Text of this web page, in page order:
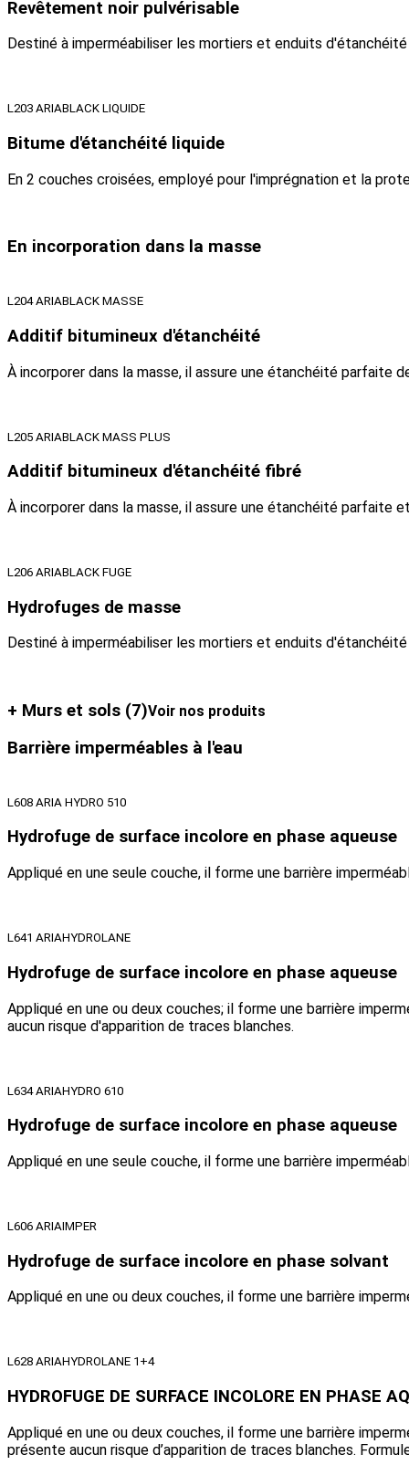
Revêtement noir pulvérisable
Destiné à imperméabiliser les mortiers et enduits
L203 ARIABLACK LIQUIDE
Bitume d'étanchéité liquide
En 2 couches croisées, employé pour l'imprégnation et la
En incorporation dans la masse
L204 ARIABLACK MASSE
Additif bitumineux d'étanchéité
À incorporer dans la masse, il assure une étanchéité parfaite
L205 ARIABLACK MASS PLUS
Additif bitumineux d'étanchéité fibré
À incorporer dans la masse, il assure une étanchéité
L206 ARIABLACK FUGE
Hydrofuges de masse
Destiné à imperméabiliser les mortiers et enduits
+ Murs et sols (7)Voir nos produits
Barrière imperméables à l'eau
L608 ARIA HYDRO 510
Hydrofuge de surface incolore en phase aqueuse
Appliqué en une seule couche, il forme une barrière
L641 ARIAHYDROLANE
Hydrofuge de surface incolore en phase aqueuse
Appliqué en une ou deux couches; il forme une barrière
aucun risque d'apparition de traces blanches.
L634 ARIAHYDRO 610
Hydrofuge de surface incolore en phase aqueuse
Appliqué en une seule couche, il forme une barrière
L606 ARIAIMPER
Hydrofuge de surface incolore en phase solvant
Appliqué en une ou deux couches, il forme une barrière
L628 ARIAHYDROLANE 1+4
HYDROFUGE DE SURFACE INCOLORE EN PHASE
Appliqué en une ou deux couches, il forme une barrière
présente aucun risque d’apparition de traces blanches.